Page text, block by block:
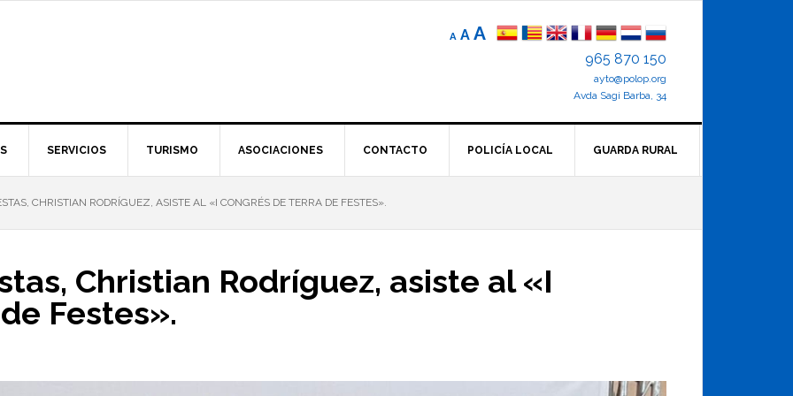
A
Reducir
elA Tamaño
AAumentar
de
letra
965 870 150
ayto@polop.org
Avda Sagi Barba, 34
SERVICIOS TURISMO ASOCIACIONES CONTACTO POLICÍA LOCAL GUARDA RURAL
CHRISTIAN RODRÍGUEZ, ASISTE AL «I CONGRÉS DE TERRA DE FESTES».
Christian Rodríguez, asiste al «I
Festes».